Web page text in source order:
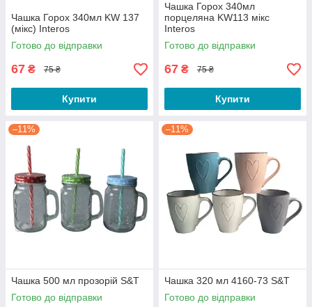
Чашка Горох 340мл KW 137
(мікс) Interos
Готово до відправки
67 ₴ 75 ₴
Купити
Чашка Горох 340мл
порцеляна KW113 мікс
Interos
Готово до відправки
67 ₴ 75 ₴
Купити
–11%
Чашка 500 мл прозорій S&T
Готово до відправки
–11%
Чашка 320 мл 4160-73 S&T
Готово до відправки